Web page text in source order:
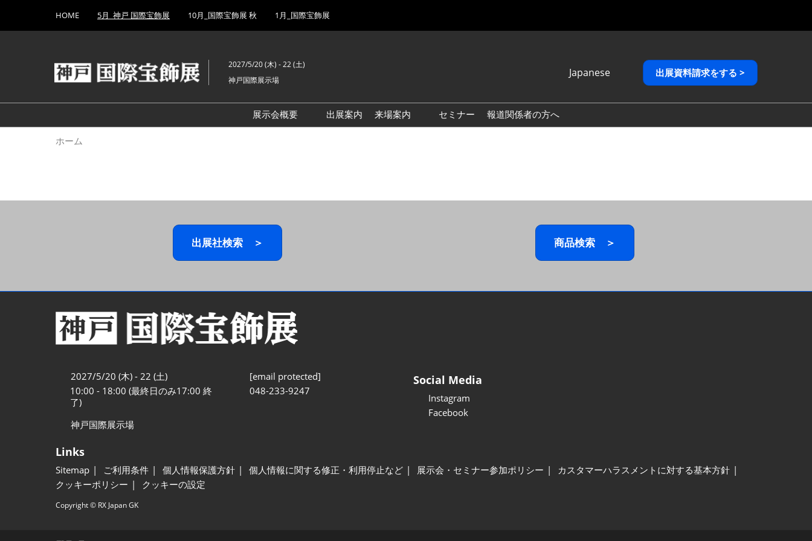
キ
し
て
to
HOME 5月_神戸 国際宝飾展 10月_国際宝飾展 秋 1月_国際宝飾展
2027/5/20 (木) - 22 (土)
神戸国際展示場
Japanese
English
繁體中文
出展資料請求をする >
展示会概要
出展案内
来場案内
セミナー 報道関係者の方へ
ホーム
出展社検索 ＞ 商品検索 ＞
2027/5/20 (木) - 22 (土)
10:00 - 18:00 (最終日のみ17:00 終
了)
神戸国際展示場
[email protected]
048-233-9247
Social Media
Instagram
Facebook
Links
Sitemap ご利用条件 個人情報保護方針 個人情報に関する修正・利用停止など 展示会・セミナー参加ポリシー
カスタマーハラスメントに対する基本方針
クッキーポリシー
クッキーの設定
Copyright © RX Japan GK